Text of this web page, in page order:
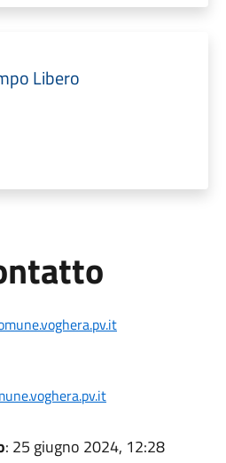
Libero
: 25 giugno 2024, 12:28